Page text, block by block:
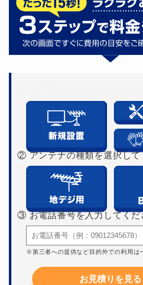
② アンテナの種類を選択して
③ お電話番号を入力してくだ
※第三者への提供など目的外での利用は
お見積りを見る